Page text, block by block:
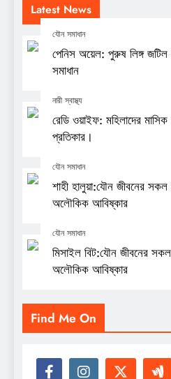
Latest News
যৌন সমাধান
পেনিস অয়েল: পুরুষ লিঙ্গ জটিল
সমাধান
নারী স্বাস্থ্য
রেডি ওয়াইফ: মহিলাদের
প্রতিকার।
যৌন সমাধান
শাহী হালুয়া:যৌন জীবনের
অলৌকিক আবিষ্কার
যৌন সমাধান
মিসাইল বিট:যৌন জীবনের
অলৌকিক আবিষ্কার
Find Me On